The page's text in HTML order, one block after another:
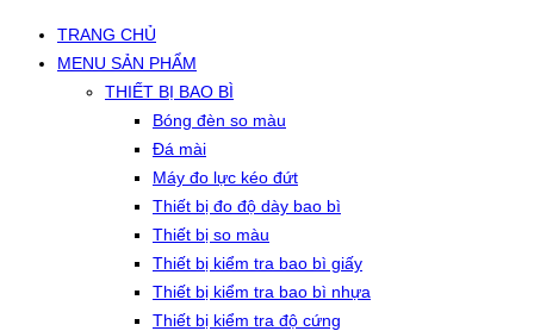
TRANG CHỦ
MENU SẢN PHẨM
THIẾT BỊ BAO BÌ
Bóng đèn so màu
Đá mài
Máy đo lực kéo đứt
Thiết bị đo độ dày bao bì
Thiết bị so màu
Thiết bị kiểm tra bao bì giấy
Thiết bị kiểm tra bao bì nhựa
Thiết bị kiểm tra độ cứng